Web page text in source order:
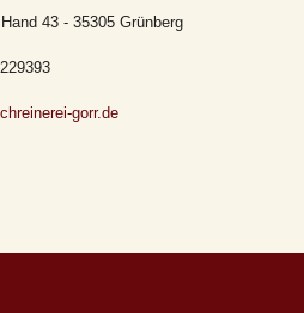
43 - 35305 Grünberg
gorr.de